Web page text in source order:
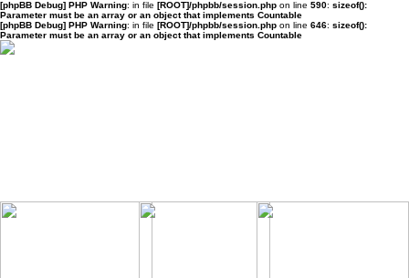
[phpBB Debug] PHP Warning: in file [ROOT]/phpbb/session.php on line 590: sizeof():
Parameter must be an array or an object that implements Countable
[phpBB Debug] PHP Warning: in file [ROOT]/phpbb/session.php on line 646: sizeof():
Parameter must be an array or an object that implements Countable